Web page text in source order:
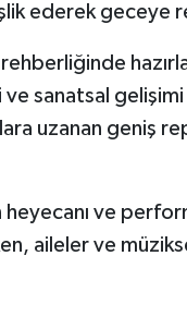
ederek geceye
sanatsal
uzanan geniş
heyecanı ve
aileler ve